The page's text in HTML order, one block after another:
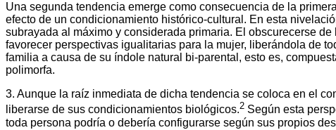
Una segunda tendencia emerge como consecuencia de la
efecto de un condicionamiento histórico-cultural. En esta
subrayada al máximo y considerada primaria. El obscurecerse
favorecer perspectivas igualitarias para la mujer, liberándola de
familia a causa de su índole natural bi-parental, esto es,
polimorfa.
3. Aunque la raíz inmediata de dicha tendencia se coloca en el
liberarse de sus condicionamientos biológicos.2 Según esta
toda persona podría o debería configurarse según sus propios